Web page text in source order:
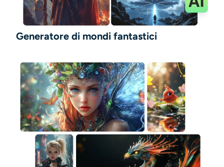
Generatore di mondi fantastici